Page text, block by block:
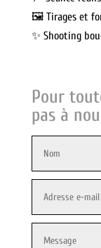
🖼️ Tirages et
✨ Shooting
Pour
pas à